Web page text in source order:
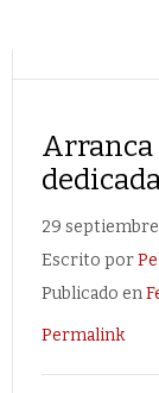
Arranca
29
Escrito por
Publicado en
Permalink